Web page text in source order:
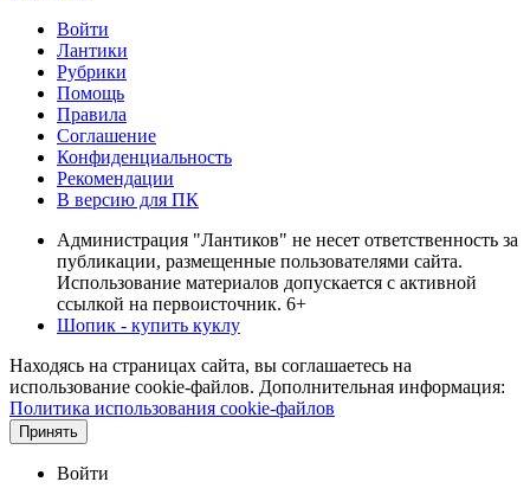
Войти
Лантики
Рубрики
Помощь
Правила
Соглашение
Конфиденциальность
Рекомендации
В версию для ПК
Администрация "Лантиков" не несет ответственность за
публикации, размещенные пользователями сайта.
Использование материалов допускается с активной
ссылкой на первоисточник. 6+
Шопик - купить куклу
Находясь на страницах сайта, вы соглашаетесь на
использование cookie-файлов. Дополнительная информация:
Политика использования cookie-файлов
Принять
Войти